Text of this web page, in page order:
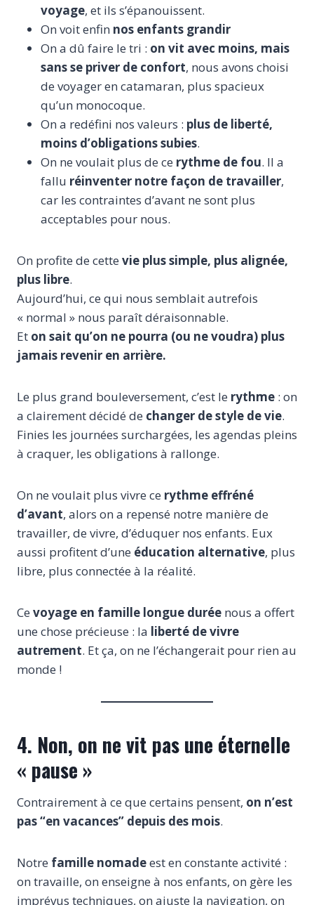
voyage, et ils s’épanouissent.
On voit enfin nos enfants grandir
On a dû faire le tri : on vit avec moins, mais
sans se priver de confort, nous avons choisi
de voyager en catamaran, plus spacieux
qu’un monocoque.
On a redéfini nos valeurs : plus de liberté,
moins d’obligations subies.
On ne voulait plus de ce rythme de fou. Il a
fallu réinventer notre façon de travailler,
car les contraintes d’avant ne sont plus
acceptables pour nous.
On profite de cette vie plus simple, plus alignée,
plus libre.
Aujourd’hui, ce qui nous semblait autrefois
« normal » nous paraît déraisonnable.
Et on sait qu’on ne pourra (ou ne voudra) plus
jamais revenir en arrière.
Le plus grand bouleversement, c’est le rythme : on
a clairement décidé de changer de style de vie.
Finies les journées surchargées, les agendas pleins
à craquer, les obligations à rallonge.
On ne voulait plus vivre ce rythme effréné
d’avant, alors on a repensé notre manière de
travailler, de vivre, d’éduquer nos enfants. Eux
aussi profitent d’une éducation alternative, plus
libre, plus connectée à la réalité.
Ce voyage en famille longue durée nous a offert
une chose précieuse : la liberté de vivre
autrement. Et ça, on ne l’échangerait pour rien au
monde !
4. Non, on ne vit pas une éternelle
« pause »
Contrairement à ce que certains pensent, on n’est
pas “en vacances” depuis des mois.
Notre famille nomadeest en constante activité :
on travaille, on enseigne à nos enfants, on gère les
imprévus techniques, on ajuste la navigation, on